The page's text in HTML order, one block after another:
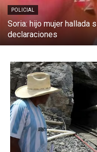
POLICIAL
Soria: hijo mujer hallada
declaraciones